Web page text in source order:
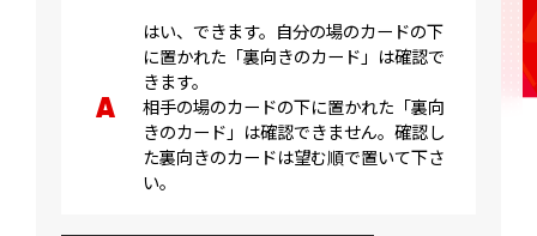
はい、できます。自分の場のカードの下
に置かれた「裏向きのカード」は確認で
きます。
相手の場のカードの下に置かれた「裏向
きのカード」は確認できません。確認し
た裏向きのカードは望む順で置いて下さ
い。